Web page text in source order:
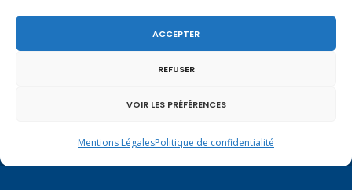
ACCEPTER
REFUSER
VOIR LES PRÉFÉRENCES
Mentions LégalesPolitique de confidentialité
Mentions légales Politique de confidentialité